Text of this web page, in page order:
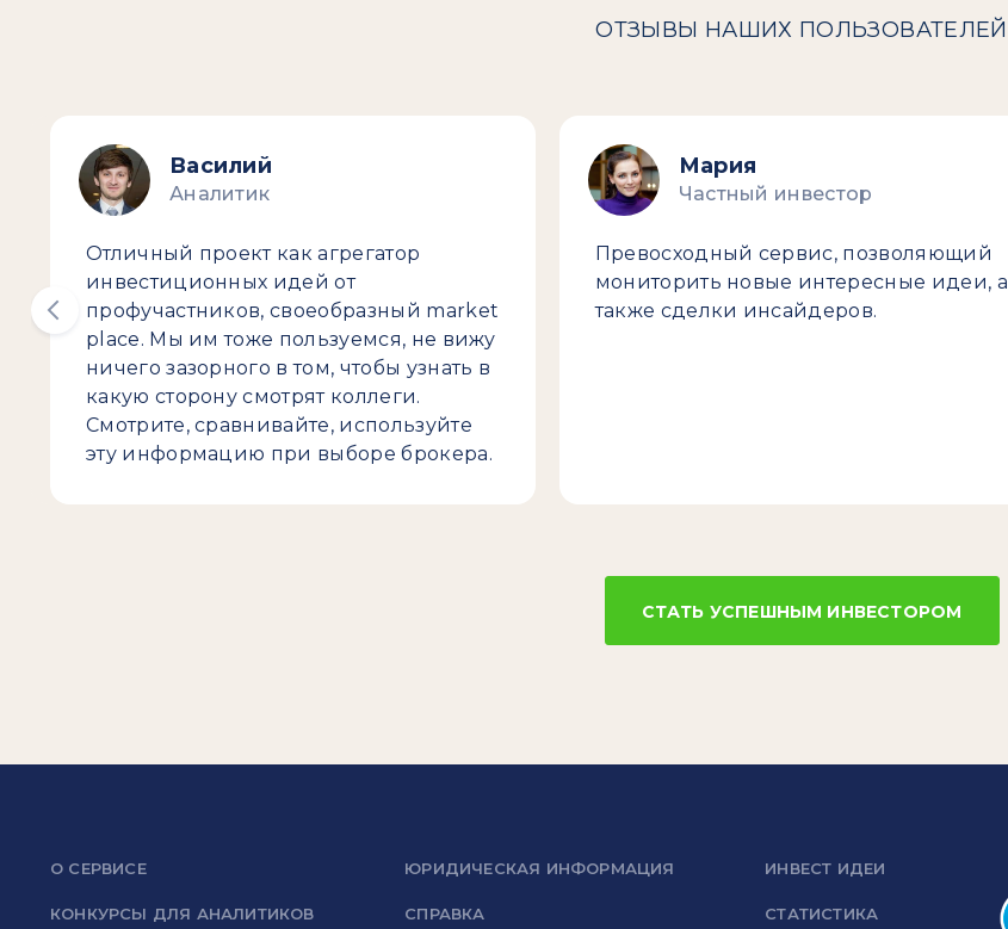
ОТЗЫВЫ НАШИХ ПОЛЬЗОВАТЕЛЕЙ
Василий
Аналитик
Отличный проект как агрегатор
инвестиционных идей от
профучастников, своеобразный market
place. Мы им тоже пользуемся, не вижу
ничего зазорного в том, чтобы узнать в
какую сторону смотрят коллеги.
Смотрите, сравнивайте, используйте
эту информацию при выборе брокера.
Мария
Частный инвестор
Превосходный сервис, позволяющий
мониторить новые интересные идеи, а
также сделки инсайдеров.
СТАТЬ УСПЕШНЫМ ИНВЕСТОРОМ
О СЕРВИСЕ
КОНКУРСЫ ДЛЯ АНАЛИТИКОВ
ЮРИДИЧЕСКАЯ ИНФОРМАЦИЯ
СПРАВКА
ИНВЕСТ ИДЕИ
СТАТИСТИКА